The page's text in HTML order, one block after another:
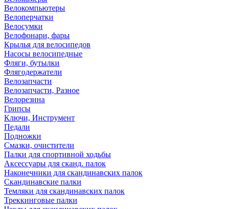
Велокомпьютеры
Велоперчатки
Велосумки
Велофонари, фары
Крылья для велосипедов
Насосы велосипедные
Фляги, бутылки
Флягодержатели
Велозапчасти
Велозапчасти, Разное
Велорезина
Грипсы
Ключи, Инструмент
Педали
Подножки
Смазки, очистители
Палки для спортивной ходьбы
Аксессуары для сканд. палок
Наконечники для скандинавских палок
Скандинавские палки
Темляки для скандинавских палок
Треккинговые палки